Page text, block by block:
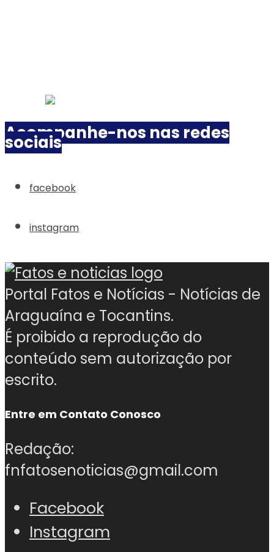
Acompanhe-nos nas redes
sociais
facebook
instagram
Portal Fatos e Notícias - Notícias de
Araguaína e Tocantins.
É proibido a reprodução do
conteúdo sem autorização por
escrito.
Entre em Contato Conosco
Redação:
fnfatosenoticias@gmail.com
Facebook
Instagram